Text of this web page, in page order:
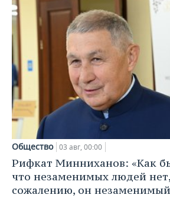
Общество 03 авг, 00:00
Рифкат Минниханов: «Как
что незаменимых людей
сожалению, он